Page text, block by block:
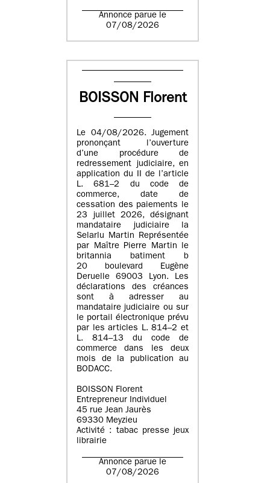
Annonce parue le
07/08/2026
BOISSON Florent
Le 04/08/2026. Jugement
prononçant l’ouverture
d’une procédure de
redressement judiciaire, en
application du II de l’article
L. 681–2 du code de
commerce, date de
cessation des paiements le
23 juillet 2026, désignant
mandataire judiciaire la
Selarlu Martin Représentée
par Maître Pierre Martin le
britannia batiment b
20 boulevard Eugène
Deruelle 69003 Lyon. Les
déclarations des créances
sont à adresser au
mandataire judiciaire ou sur
le portail électronique prévu
par les articles L. 814–2 et
L. 814–13 du code de
commerce dans les deux
mois de la publication au
BODACC.
BOISSON Florent
Entrepreneur Individuel
45 rue Jean Jaurès
69330 Meyzieu
Activité : tabac presse jeux
librairie
Annonce parue le
07/08/2026